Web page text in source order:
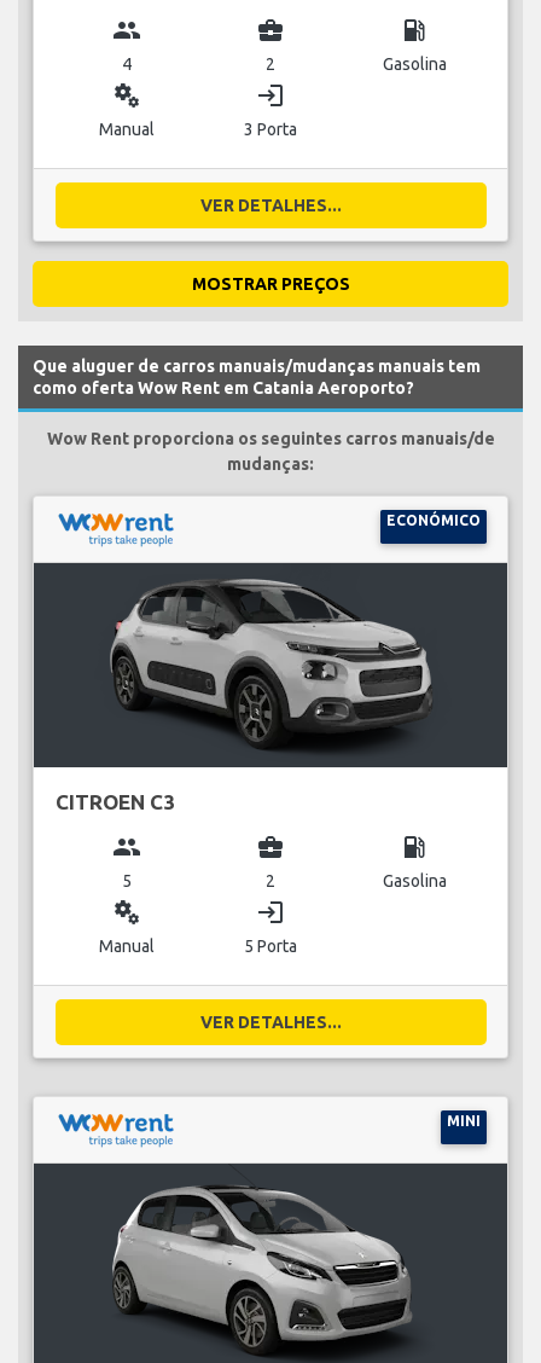
group
4
business_center
2
local_gas_station
Gasolina
miscellaneous_services
Manual
login
3 Porta
VER DETALHES...
MOSTRAR PREÇOS
Que aluguer de carros manuais/mudanças manuais tem
como oferta Wow Rent em Catania Aeroporto?
Wow Rent proporciona os seguintes carros manuais/de
mudanças:
ECONÓMICO
CITROEN C3
group
5
business_center
2
local_gas_station
Gasolina
miscellaneous_services
Manual
login
5 Porta
VER DETALHES...
MINI